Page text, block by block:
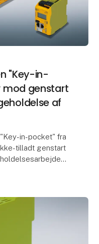
"Key-in-
mod genstart
af
in-pocket" fra
tilladt genstart